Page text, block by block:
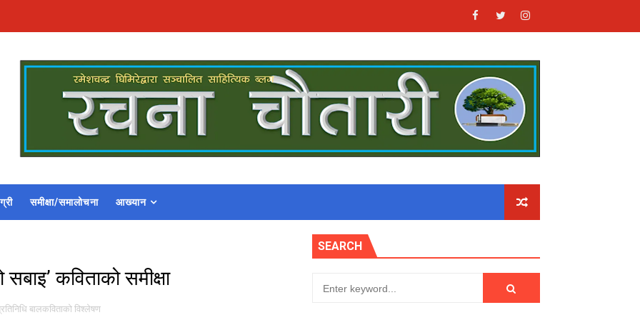
समीक्षा/समालोचना आख्यान
कविताको समीक्षा
बालकविताको विश्लेषण
SEARCH